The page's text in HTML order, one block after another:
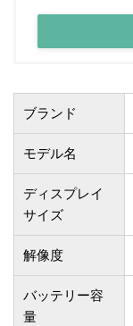
ブランド
モデル名
ディスプレイ
サイズ
解像度
バッテリー容
量